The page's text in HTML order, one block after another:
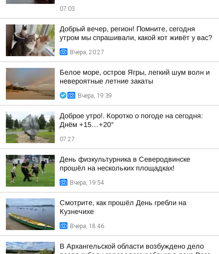
07:03
Добрый вечер, регион! Помните, сегодня
утром мы спрашивали, какой кот живёт у вас?
Вчера, 20:27
Белое море, остров Ягры, легкий шум волн и
невероятные летние закаты
Вчера, 19:39
Доброе утро!. Коротко о погоде на сегодня:
Днём +15…+20°
07:27
День физкультурника в Северодвинске
прошёл на нескольких площадках!
Вчера, 19:54
Смотрите, как прошёл День гребли на
Кузнечихе
Вчера, 18:46
В Архангельской области возбуждено дело